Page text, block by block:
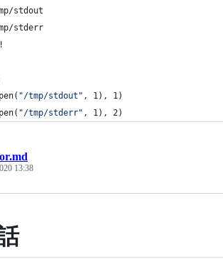
stdout
stderr
"/tmp/stdout " , 1), 1)
"/tmp/stderr" , 1), 2)
13:38